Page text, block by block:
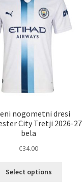
nogometni dresi
City Tretji 2026-27
bela
€34.00
Select options